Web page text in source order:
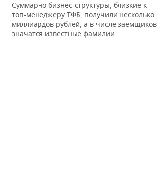
Суммарно бизнес-структуры, близкие к
топ-менеджеру ТФБ, получили несколько
миллиардов рублей, а в числе заемщиков
значатся известные фамилии